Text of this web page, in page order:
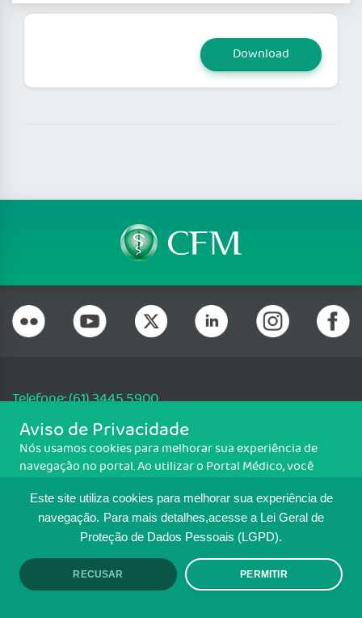
Este site utiliza cookies para melhorar sua experiência de
navegação. Para mais detalhes,acesse a Lei Geral de
Proteção de Dados Pessoais (LGPD).
RECUSAR PERMITIR
Download
Telefone: (61) 3445 5900
Email: cfm@portalmedico.org.br
SGAS 616, Conjunto D, Lote 115, L2 Sul, Brasília/DF - CEP: 70200-760 -
CNPJ: 33.583.550/0001-30
MAPA DO SITE
TRANSPARÊNCIA E PRESTAÇÃO DE
CONTAS
Aviso de Privacidade
Nós usamos cookies para melhorar sua experiência de
navegação no portal. Ao utilizar o Portal Médico, você
Para ter mais informações sobre como isso é feito, acesse
Política de cookies. Se você concorda, clique em ACEITO.
ACEITO